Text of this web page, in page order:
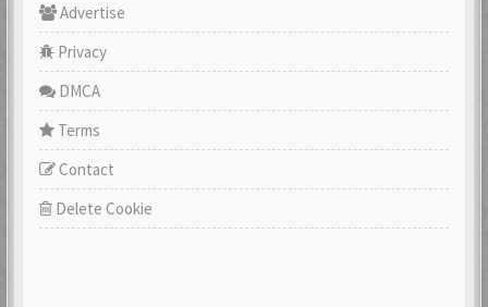
Advertise
Privacy
DMCA
Terms
Contact
Delete Cookie